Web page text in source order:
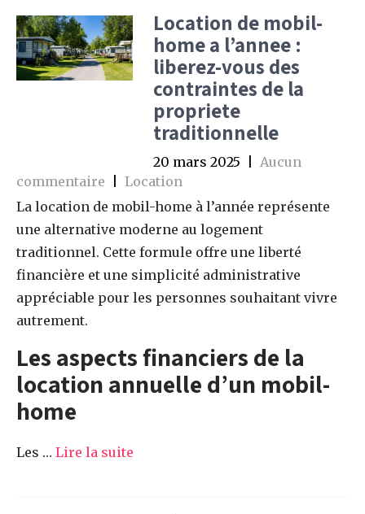
Location de mobil-
home a l’annee :
liberez-vous des
contraintes de la
propriete
traditionnelle
20 mars 2025
Aucun
commentaire
Location
La location de mobil-home à l’année représente
une alternative moderne au logement
traditionnel. Cette formule offre une liberté
financière et une simplicité administrative
appréciable pour les personnes souhaitant vivre
autrement.
Les aspects financiers de la
location annuelle d’un mobil-
home
Les … Lire la suite